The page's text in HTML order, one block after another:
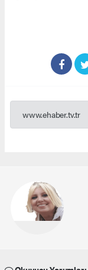
www.ehaber.tv.tr